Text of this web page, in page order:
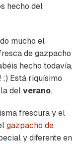
hecho del
mucho el
de gazpacho
hecho todavía,
;) Está riquísimo
delverano.
frescura y el
gazpacho de
y diferente en